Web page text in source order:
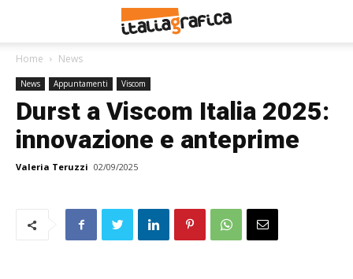
Home News
News Appuntamenti Viscom
Durst a Viscom Italia 2025:
innovazione e anteprime
Valeria Teruzzi 02/09/2025